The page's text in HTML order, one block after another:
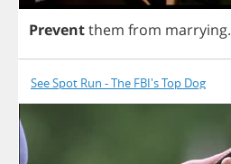
Preventthem from marrying.
See Spot Run - The FBI's Top Dog